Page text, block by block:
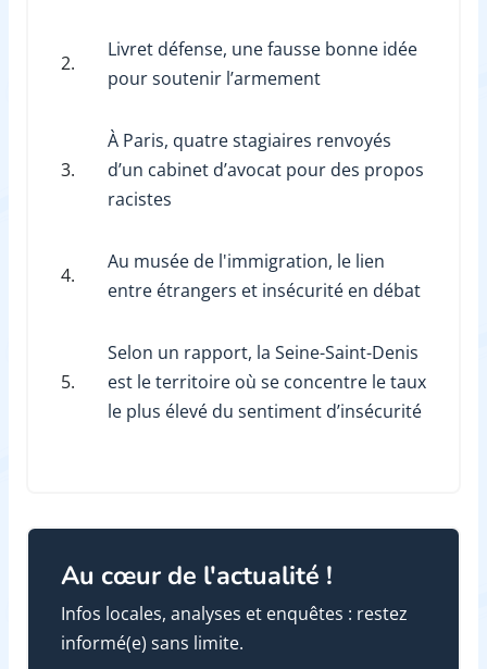
2.
Livret défense, une fausse bonne idée
pour soutenir l’armement
3.
À Paris, quatre stagiaires renvoyés
d’un cabinet d’avocat pour des propos
racistes
4.
Au musée de l'immigration, le lien
entre étrangers et insécurité en débat
5.
Selon un rapport, la Seine-Saint-Denis
est le territoire où se concentre le taux
le plus élevé du sentiment d’insécurité
Au cœur de l'actualité !
Infos locales, analyses et enquêtes : restez
informé(e) sans limite.